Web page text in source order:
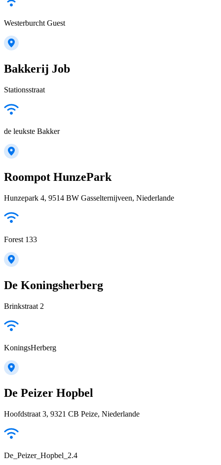
Westerburcht Guest
Bakkerij Job
Stationsstraat
de leukste Bakker
Roompot HunzePark
Hunzepark 4, 9514 BW Gasselternijveen, Niederlande
Forest 133
De Koningsherberg
Brinkstraat 2
KoningsHerberg
De Peizer Hopbel
Hoofdstraat 3, 9321 CB Peize, Niederlande
De_Peizer_Hopbel_2.4